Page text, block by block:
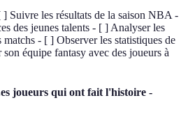
Suivre les résultats de la saison NBA -
des jeunes talents - [ ] Analyser les
matchs - [ ] Observer les statistiques de
équipe fantasy avec des joueurs à
joueurs qui ont fait l'histoire -